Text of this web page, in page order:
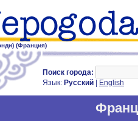
(Франция)
Поиск города:
Язык: Русский English